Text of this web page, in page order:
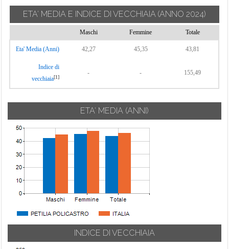
ETA' MEDIA E INDICE DI VECCHIAIA (ANNO 2024)
Maschi Femmine Totale
Eta' Media (Anni) 42,27 45,35 43,81
Indice di
vecchiaia[1]
- - 155,49
ETA' MEDIA (ANNI)
INDICE DI VECCHIAIA